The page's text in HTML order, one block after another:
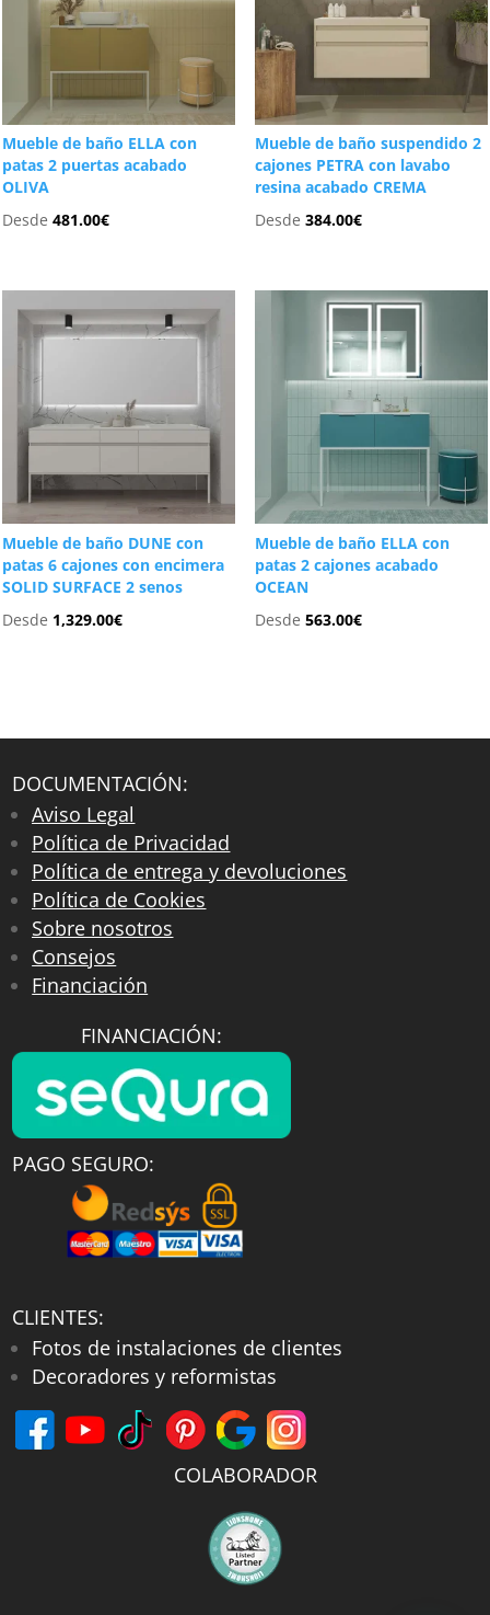
Mueble de baño ELLA con
patas 2 puertas acabado
OLIVA
Desde481.00€
Mueble de baño suspendido 2
cajones PETRA con lavabo
resina acabado CREMA
Desde 384.00€
Mueble de baño DUNE con
patas 6 cajones con encimera
SOLID SURFACE 2 senos
Desde 1,329.00€
Mueble de baño ELLA con
patas 2 cajones acabado
OCEAN
Desde 563.00€
DOCUMENTACIÓN:
Aviso Legal
Política de Privacidad
Política de entrega y devoluciones
Política de Cookies
Sobre nosotros
Consejos
Financiación
FINANCIACIÓN:
PAGO SEGURO:
CLIENTES:
Fotos de instalaciones de clientes
Decoradores y reformistas
COLABORADOR